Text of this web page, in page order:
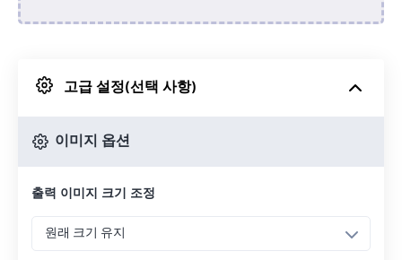
Google 드라이브에서
고급 설정(선택 사항)
이미지 옵션
출력 이미지 크기 조정
원래 크기 유지